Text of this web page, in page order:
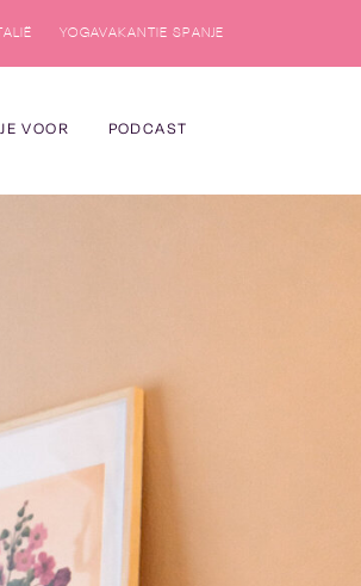
YOGAVAKANTIE SPANJE
VOOR PODCAST